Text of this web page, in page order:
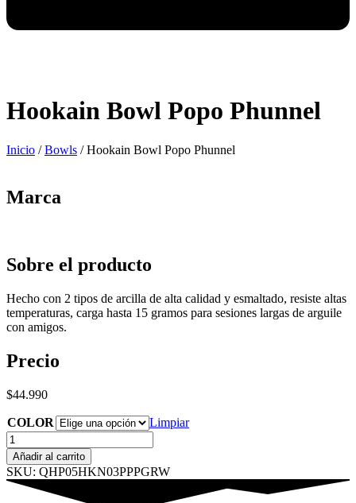
Hookain Bowl Popo Phunnel
Inicio /Bowls / Hookain Bowl Popo Phunnel
Marca
Sobre el producto
Hecho con 2 tipos de arcilla de alta calidad y esmaltado, resiste altas
temperaturas, carga hasta 15 gramos para sesiones largas de arguile
con amigos.
Precio
$44.990
COLOR
Limpiar
Hookain
Bowl
Popo
Phunnel
cantidad
Añadir al carrito
SKU: QHP05HKN03PPPGRW